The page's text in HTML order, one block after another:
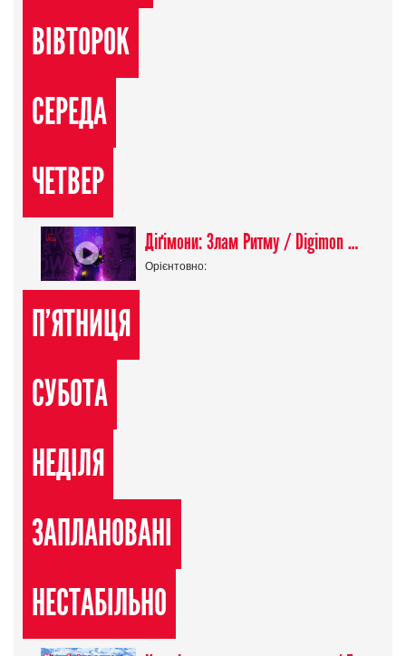
ВІВТОРОК
СЕРЕДА
ЧЕТВЕР
Діґімони: Злам Ритму / Digimon Beatbreak
Орієнтовно:
П'ЯТНИЦЯ
СУБОТА
НЕДІЛЯ
ЗАПЛАНОВАНІ
НЕСТАБІЛЬНО